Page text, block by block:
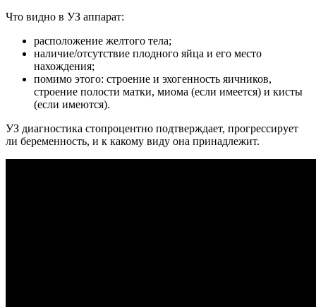
Что видно в УЗ аппарат:
расположение желтого тела;
наличие/отсутствие плодного яйца и его место
нахождения;
помимо этого: строение и эхогенность яичников,
строение полости матки, миома (если имеется) и кисты
(если имеются).
УЗ диагностика стопроцентно подтверждает, прогрессирует
ли беременность, и к какому виду она принадлежит.